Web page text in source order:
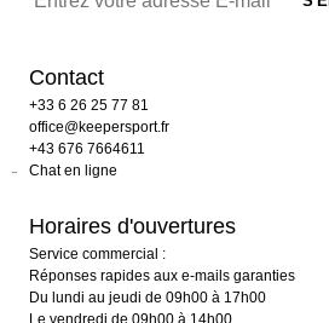
Contact
+33 6 26 25 77 81
office@keepersport.fr
+43 676 7664611
Chat en ligne
Horaires d'ouvertures
Service commercial :
Réponses rapides aux e-mails garanties
Du lundi au jeudi de 09h00 à 17h00
Le vendredi de 09h00 à 14h00